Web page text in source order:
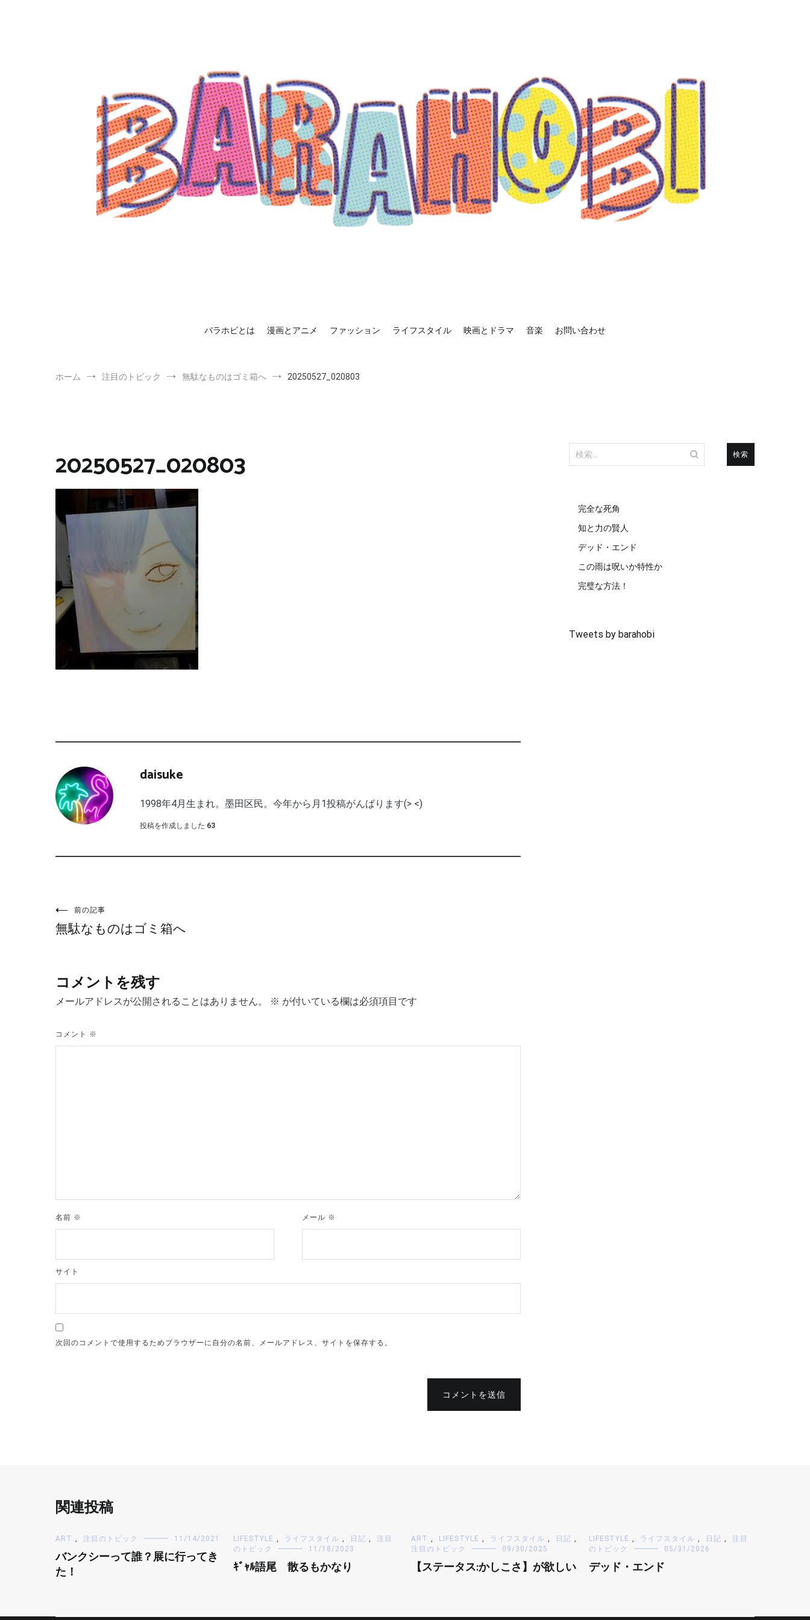
バラホビとは
漫画とアニメ ファッション ライフスタイル 映画とドラマ 音楽 お問い合わせ
ホーム 注目のトピック 無駄なものはゴミ箱へ 20250527_020803
20250527_020803
daisuke
1998年4月生まれ。墨田区民。今年から月1投稿がんばります(> <)
投稿を作成しました 63
投
ナ
ビ
ゲ
前の記事
無駄なものはゴミ箱へ
コメントを残す
メールアドレスが公開されることはありません。 ※ が付いている欄は必須項目です
コメント ※
名前 ※ メール ※
サイト
次回のコメントで使用するためブラウザーに自分の名前、メールアドレス、サイトを保存する。
コメントを送信
検
索:
完全な死角
知と力の賢人
デッド・エンド
この雨は呪いか特性か
完璧な方法！
Tweets by barahobi
関連投稿
ART 注目のトピック 11/14/2021
バンクシーって誰？展に行ってき
た！
LIFESTYLE ライフスタイル 日記
注目
のトピック
11/18/2023
ｷﾞｬﾙ語尾 散るもかなり
ART LIFESTYLE ライフスタイル 日記
注目のトピック
09/30/2025
【ステータス:かしこさ】が欲しい
LIFESTYLE ライフスタイル 日記
注目
のトピック
05/31/2026
デッド・エンド